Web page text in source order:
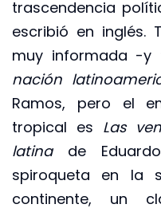
trascendencia
escribió en inglés.
muy informada -y
nación
Ramos, pero el
tropical es Las
latinade
spiroqueta en la
continente, un